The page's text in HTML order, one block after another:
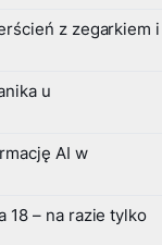
z zegarkiem i
u
AI w
18 – na razie tylko